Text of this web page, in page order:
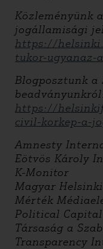
Közleményünk
jogállamisági
https://
tukor-ugyanaz-
Blogposztunk a
https://
civil-korkep-a-
Amnesty
Eötvös Károly
K-Monitor
Magyar
Mérték
Political Capital
Társaság a
Transparency